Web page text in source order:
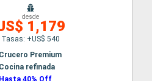
desde
1,179
Tasas: +US$ 540
Crucero Premium
Cocina refinada
Hasta 40% Off